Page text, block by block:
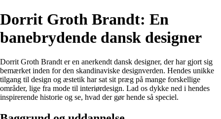
Dorrit Groth Brandt: En
banebrydende dansk designer
Dorrit Groth Brandt er en anerkendt dansk designer, der har gjort sig
bemærket inden for den skandinaviske designverden. Hendes unikke
tilgang til design og æstetik har sat sit præg på mange forskellige
områder, lige fra mode til interiørdesign. Lad os dykke ned i hendes
inspirerende historie og se, hvad der gør hende så speciel.